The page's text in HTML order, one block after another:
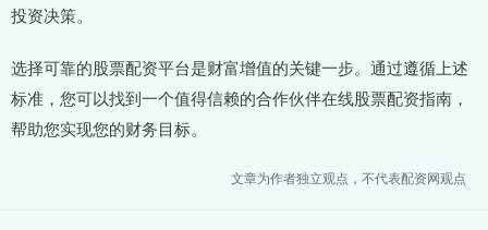
投资决策。
选择可靠的股票配资平台是财富增值的关键一步。通过遵循上述
标准，您可以找到一个值得信赖的合作伙伴在线股票配资指南，
帮助您实现您的财务目标。
文章为作者独立观点，不代表配资网观点